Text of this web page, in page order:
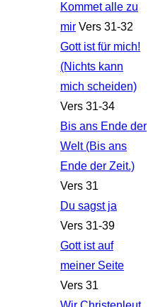
Kommet alle zu
mir Vers 31-32
Gott ist für mich!
(Nichts kann
mich scheiden)
Vers 31-34
Bis ans Ende der
Welt (Bis ans
Ende der Zeit.)
Vers 31
Du sagst ja
Vers 31-39
Gott ist auf
meiner Seite
Vers 31